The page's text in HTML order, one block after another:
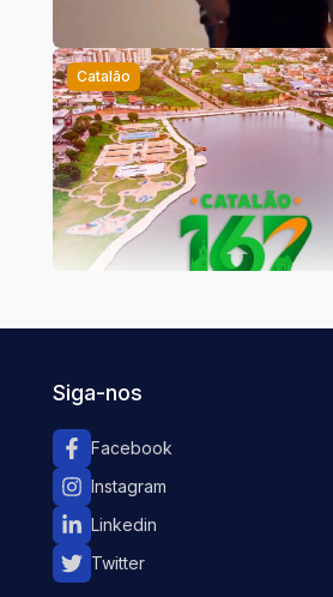
Catalão
Siga-nos
Facebook
Instagram
Linkedin
Twitter